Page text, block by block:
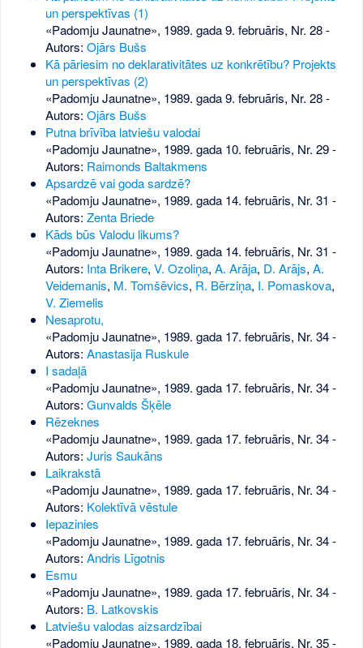
un perspektīvas (1)
«Padomju Jaunatne», 1989. gada 9. februāris, Nr. 28-
Autors: Ojārs Bušs
Kā pāriesim no deklarativitātes uz konkrētību? Projekts
un perspektīvas (2)
«Padomju Jaunatne», 1989. gada 9. februāris, Nr. 28-
Autors: Ojārs Bušs
Putna brīvība latviešu valodai
«Padomju Jaunatne», 1989. gada 10. februāris, Nr. 29-
Autors: Raimonds Baltakmens
Apsardzē vai goda sardzē?
«Padomju Jaunatne», 1989. gada 14. februāris, Nr. 31 -
Autors: Zenta Briede
Kāds būs Valodu likums?
«Padomju Jaunatne», 1989. gada 14. februāris, Nr. 31 -
Autors: Inta Brikere, V. Ozoliņa, A. Arāja, D. Arājs, A.
Veidemanis, M. Tomšēvics, R. Bērziņa, I. Pomaskova,
V. Ziemelis
Nesaprotu,
«Padomju Jaunatne», 1989. gada 17. februāris, Nr. 34-
Autors: Anastasija Ruskule
I sadaļā
«Padomju Jaunatne», 1989. gada 17. februāris, Nr. 34-
Autors: Gunvalds Šķēle
Rēzeknes
«Padomju Jaunatne», 1989. gada 17. februāris, Nr. 34-
Autors: Juris Saukāns
Laikrakstā
«Padomju Jaunatne», 1989. gada 17. februāris, Nr. 34-
Autors: Kolektīvā vēstule
Iepazinies
«Padomju Jaunatne», 1989. gada 17. februāris, Nr. 34-
Autors: Andris Līgotnis
Esmu
«Padomju Jaunatne», 1989. gada 17. februāris, Nr. 34-
Autors: B. Latkovskis
Latviešu valodas aizsardzībai
«Padomju Jaunatne», 1989. gada 18. februāris, Nr. 35-